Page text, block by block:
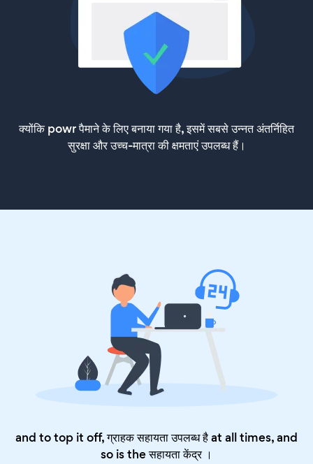
क्योंकि powr पैमाने के लिए बनाया गया है, इसमें सबसे उन्नत अंतर्निहित
सुरक्षा और उच्च-मात्रा की क्षमताएं उपलब्ध हैं।
and to top it off, ग्राहक सहायता उपलब्ध है at all times, and
so is theसहायता केंद्र।